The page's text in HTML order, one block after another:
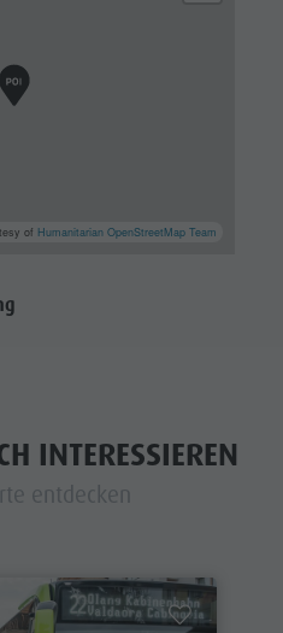
of Humanitarian OpenStreetMap Team
INTERESSIEREN
entdecken